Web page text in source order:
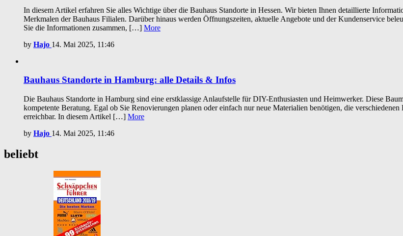
In diesem Artikel erfahren Sie alles Wichtige über die Bauhaus Standorte in Hessen. Wir bieten Ihnen detaillierte
Merkmalen der Bauhaus Filialen. Darüber hinaus werden Öffnungszeiten, aktuelle Angebote und der Kundenservice
Sie die Informationen zusammen, […] More
by Hajo 14. Mai 2025, 11:46
Bauhaus Standorte in Hamburg: alle Details & Infos
Die Bauhaus Standorte in Hamburg sind eine erstklassige Anlaufstelle für DIY-Enthusiasten und Heimwerker. Diese
kompetente Beratung. Egal ob Sie Renovierungen planen oder einfach nur neue Materialien benötigen, die
erreichbar. In diesem Artikel […] More
by Hajo 14. Mai 2025, 11:46
beliebt